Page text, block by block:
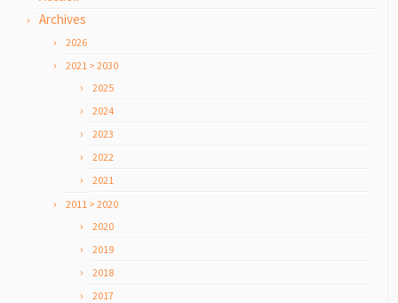
Archives
2026
2021 > 2030
2025
2024
2023
2022
2021
2011 > 2020
2020
2019
2018
2017